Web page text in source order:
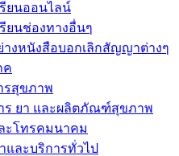
รียนออนไลน์
รียนช่องทางอื่นๆ
างหนังสือบอกเลิกสัญญาต่างๆ
ค
รสุขภาพ
ร ยา และผลิตภัณฑ์สุขภาพ
ะโทรคมนาคม
และบริการทั่วไป